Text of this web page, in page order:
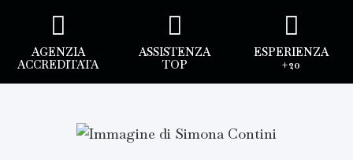
AGENZIA
ACCREDITATA
ASSISTENZA
TOP
ESPERIENZA
+20